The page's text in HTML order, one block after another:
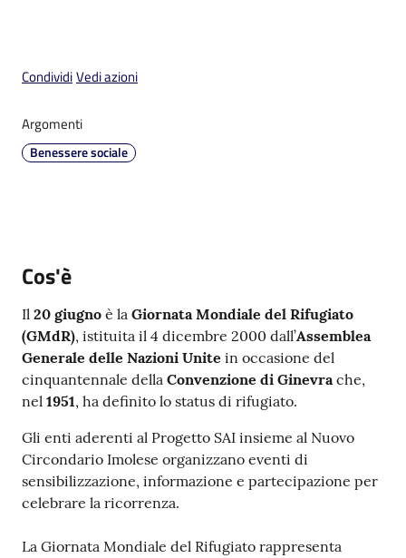
a
e
I
m
o
l
a
Argomenti
CondividiVedi azioni
Argomenti
Benessere sociale
Cos'è
Il 20 giugno è la Giornata Mondiale del Rifugiato
(GMdR), istituita il 4 dicembre 2000 dall’Assemblea
Generale delle Nazioni Unite in occasione del
cinquantennale della Convenzione di Ginevrache,
nel 1951, ha definito lo status di rifugiato.
Gli enti aderenti al Progetto SAI insieme al Nuovo
Circondario Imolese organizzano eventi di
sensibilizzazione, informazione e partecipazione per
celebrare la ricorrenza.
La Giornata Mondiale del Rifugiato rappresenta